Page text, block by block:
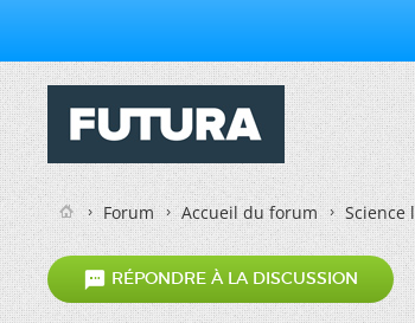
Forum Accueil du forum Science
 RÉPONDRE À LA DISCUSSION